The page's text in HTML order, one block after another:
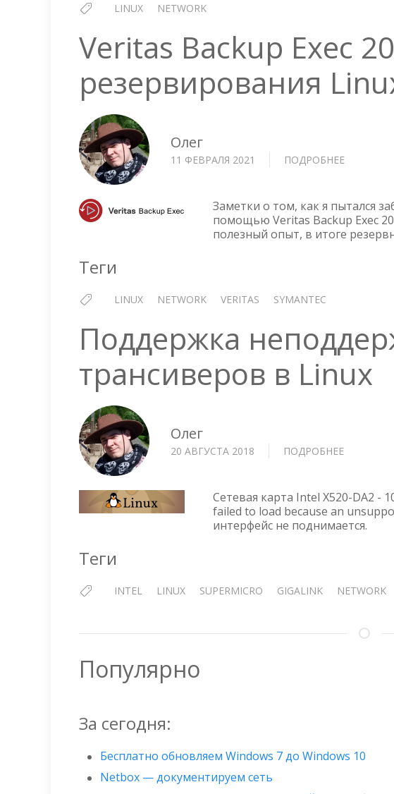
LINUX NETWORK
Veritas Backup Exec
резервирования
Олег
11 ФЕВРАЛЯ 2021 ПОДРОБНЕЕ
EXEC
20
—
Заметки о том, как я пытался
помощью Veritas Backup Exec
полезный опыт, в итоге
Теги
LINUX NETWORK VERITAS SYMANTEC
Поддержка
трансиверов в Linux
Олег
20 АВГУСТА 2018 ПОДРОБНЕЕ
В
LINUX
Сетевая карта Intel X520-DA2 -
failed to load because an
интерфейс не поднимается.
Теги
INTEL LINUX SUPERMICRO GIGALINK NETWORK
Популярно
За сегодня:
Бесплатно обновляем Windows 7 до Windows 10
Netbox — документируем сеть